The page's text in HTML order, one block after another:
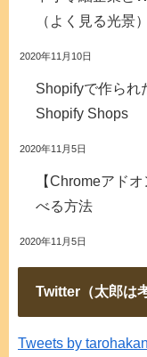
（よく見る光景）
2020年11月10日
Shopifyで作られ
Shopify Shops
2020年11月5日
【Chromeアド
べる方法
2020年11月5日
Twitter（太郎は
Tweets by